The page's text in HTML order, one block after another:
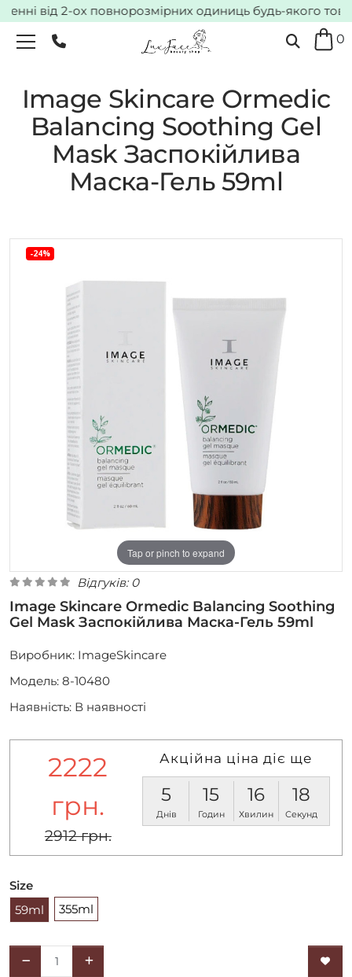
від 2-ох повнорозмірних одиниць будь-якого
0
Image Skincare Ormedic
Balancing Soothing Gel
Mask Заспокійлива
Маска-Гель 59ml
-24%
Tap or pinch to expand
Відгуків: 0
Image Skincare Ormedic Balancing Soothing
Gel Mask Заспокійлива Маска-Гель 59ml
Виробник: ImageSkincare
Модель: 8-10480
Наявність: В наявності
2222
грн.
2912 грн.
Акційна ціна діє ще
5
Днів
15
Годин
16
Хвилин
18
Секунд
Size
59ml
355ml